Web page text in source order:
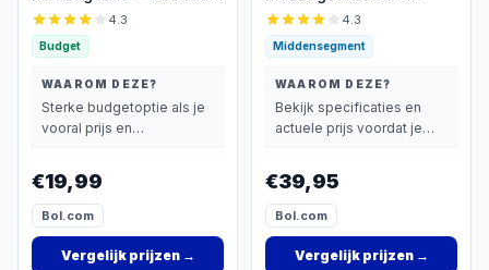
- 250ml - Parfumvrij &
Hypoallergeen - Met
Avocado-olie -
Langdurig Glijvermogen
4.3
Budget
WAAROM DEZE?
Sterke budgetoptie als je
vooral prijs en
€19,99
Bol.com
Vergelijk prijzen→
Massagebal - Massage
Apparaat met Infrarood
Warmte - Verstelbare
Stoelbevestiging -
Apparaat voor Nek -
Schouder - Rug - Voeten
Apparaten
4.3
Middensegment
WAAROM DEZE?
Bekijk specificaties en
actuele prijs voordat je
€39,95
Bol.com
Vergelijk prijzen→